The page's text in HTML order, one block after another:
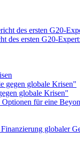
des ersten G20-
globale Krisen"
für eine
globaler